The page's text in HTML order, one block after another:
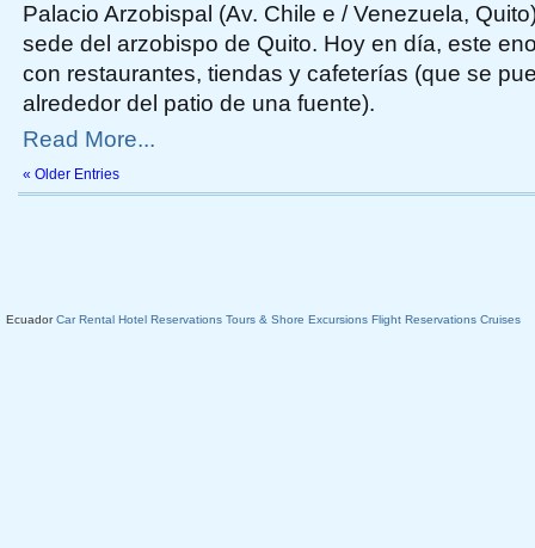
Palacio Arzobispal (Av. Chile e / Venezuela,
sede del arzobispo de Quito. Hoy en día, este
con restaurantes, tiendas y cafeterías (que se
alrededor del patio de una fuente).
Read More...
« Older Entries
EcuadorCar Rental Hotel Reservations Tours & Shore Excursions Flight Reservations Cruises